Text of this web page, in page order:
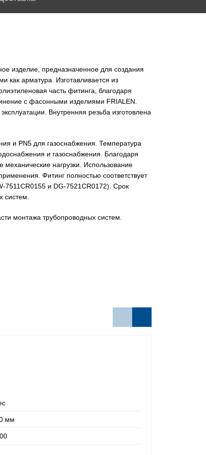
изделие, предназначенное для создания
арматура. Изготавливается из
часть фитинга, благодаря
с фасонными изделиями FRIALEN.
Внутренняя резьба изготовлена
и PN5 для газоснабжения. Температура
и газоснабжения. Благодаря
нагрузки. Использование
Фитинг полностью соответствует
7511CR0155 и DG-7521CR0172). Срок
систем.
монтажа трубопроводных систем.
мм